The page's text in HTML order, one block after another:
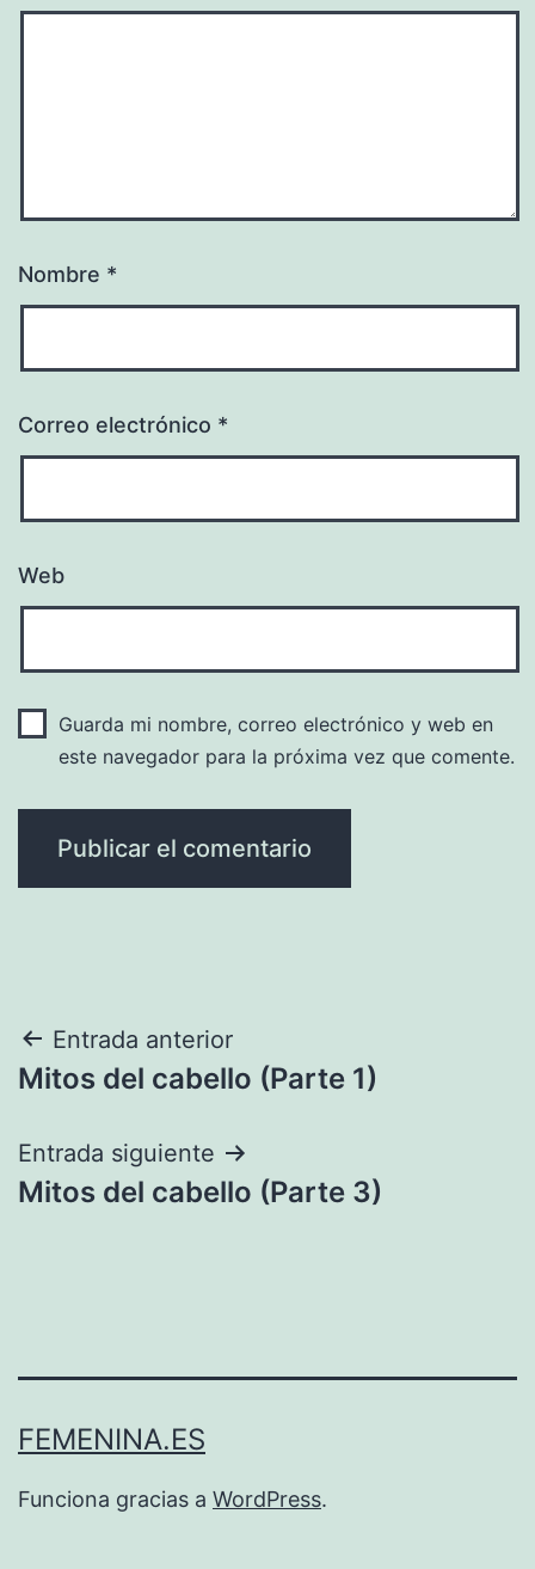
Nombre *
Correo electrónico *
Web
Guarda mi nombre, correo electrónico y web en
este navegador para la próxima vez que comente.
Navegación
de
entradas
Entrada anterior
Mitos del cabello (Parte 1)
Entrada siguiente
Mitos del cabello (Parte 3)
FEMENINA.ES
Funciona gracias a WordPress.